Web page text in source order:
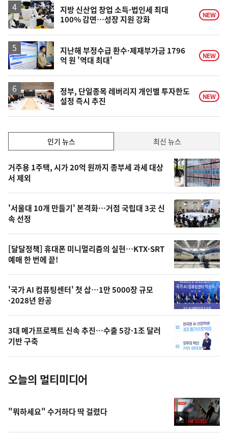
승
지방 신산업 창업 소득·법인세 최대
100% 감면…성장 지원 강화
NEW
지난해 부정수급 환수·제재부가금 1796
억 원 '역대 최대'
NEW
정부, 단일종목 레버리지 개인별 투자한도
설정 즉시 추진
NEW
기,
최
신,
오
늘
의
영
상
오
늘
의
사
진
인기 뉴스 최신 뉴스
기
뉴
스
거주용 1주택, 시가 20억 원까지 종부세 과세 대상
서 제외
'서울대 10개 만들기' 본격화…거점 국립대 3곳 신
속 선정
[달달정책] 휴대폰 미니멀리즘의 실현…KTX·SRT
예매 한 번에 끝!
'국가 AI 컴퓨팅센터' 첫 삽…1만 5000장 규모
·2028년 완공
3대 메가프로젝트 신속 추진…수출 5강·1조 달러
기반 구축
오늘의 멀티미디어
영
"뭐하세요" 수거하다 딱 걸렸다